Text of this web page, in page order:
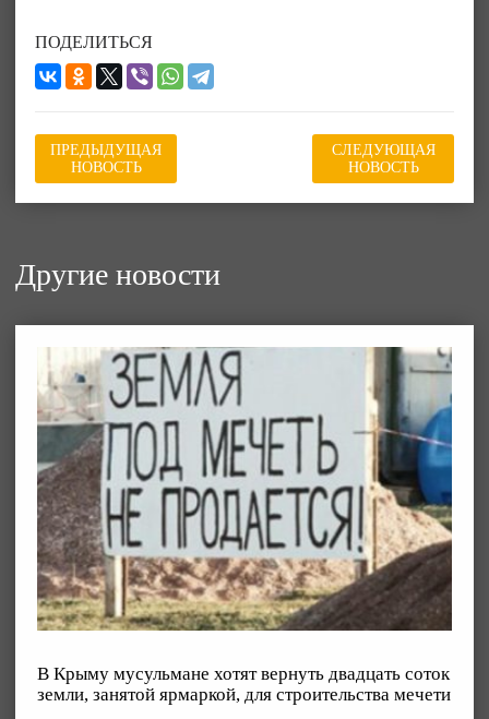
ПОДЕЛИТЬСЯ
ПРЕДЫДУЩАЯ
НОВОСТЬ
СЛЕДУЮЩАЯ
НОВОСТЬ
Другие новости
В Крыму мусульмане хотят вернуть двадцать соток
земли, занятой ярмаркой, для строительства мечети